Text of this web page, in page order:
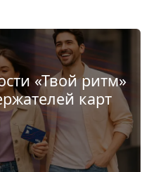
«Твой ритм»
карт